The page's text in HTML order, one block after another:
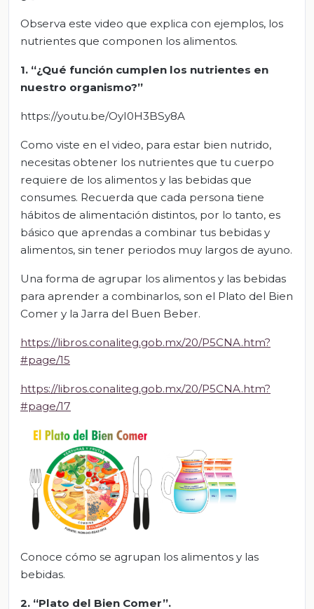
Observa este video que explica con ejemplos, los
nutrientes que componen los alimentos.
1. “¿Qué función cumplen los nutrientes en
nuestro organismo?”
https://youtu.be/OyI0H3BSy8A
Como viste en el video, para estar bien nutrido,
necesitas obtener los nutrientes que tu cuerpo
requiere de los alimentos y las bebidas que
consumes. Recuerda que cada persona tiene
hábitos de alimentación distintos, por lo tanto, es
básico que aprendas a combinar tus bebidas y
alimentos, sin tener periodos muy largos de ayuno.
Una forma de agrupar los alimentos y las bebidas
para aprender a combinarlos, son el Plato del Bien
Comer y la Jarra del Buen Beber.
https://libros.conaliteg.gob.mx/20/P5CNA.htm?
#page/15
https://libros.conaliteg.gob.mx/20/P5CNA.htm?
#page/17
Conoce cómo se agrupan los alimentos y las
bebidas.
2. “Plato del Bien Comer”.